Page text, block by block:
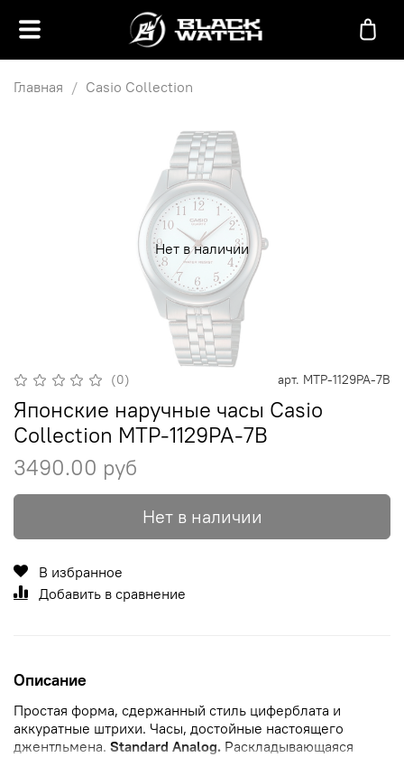
Главная Casio Collection
Нет в наличии
(0) арт. MTP-1129PA-7B
Японские наручные часы Casio
Collection MTP-1129PA-7B
3490.00 руб
Нет в наличии
В избранное
Добавить в сравнение
Описание
Простая форма, сдержанный стиль циферблата и
аккуратные штрихи. Часы, достойные настоящего
джентльмена. Standard Analog. Раскладывающаяся